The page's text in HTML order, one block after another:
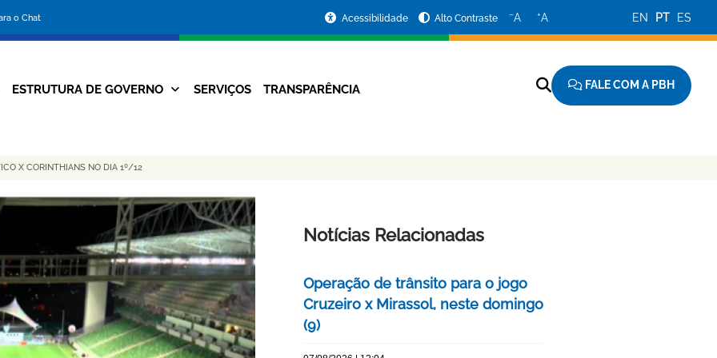
o Chat
da
Prefeitura
Acessibilidade Alto Contraste −A +A EN PT ES
Navegação
ESTRUTURA DE GOVERNO SERVIÇOS TRANSPARÊNCIA FALE COM A PBH
X CORINTHIANS NO DIA 1º/12
Notícias Relacionadas
Operação de trânsito para o jogo
Cruzeiro x Mirassol, neste domingo
(9)